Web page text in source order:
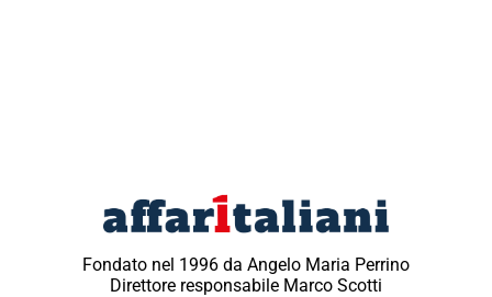
Fondato nel 1996 da Angelo Maria Perrino
Direttore responsabile Marco Scotti